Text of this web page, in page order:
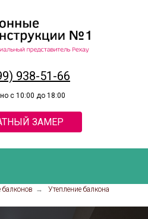
938-51-66
ЗАМЕР
с 10:00 до 18:00
балконов → Утепление балкона